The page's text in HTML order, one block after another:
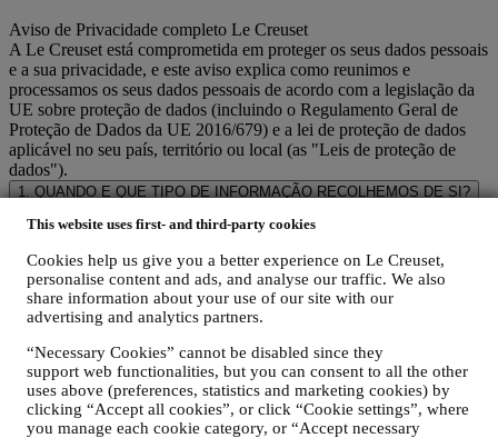
This website uses first- and third-party cookies
Cookies help us give you a better experience on Le Creuset,
personalise content and ads, and analyse our traffic. We also
share information about your use of our site with our
advertising and analytics partners.
“Necessary Cookies” cannot be disabled since they
support web functionalities, but you can consent to all the other
uses above (preferences, statistics and marketing cookies) by
clicking “Accept all cookies”, or click “Cookie settings”, where
you manage each cookie category, or “Accept necessary
Aviso de Privacidade completo Le Creuset
A Le Creuset está comprometida em proteger os seus dados pessoais
e a sua privacidade, e este aviso explica como reunimos e
processamos os seus dados pessoais de acordo com a legislação da
UE sobre proteção de dados (incluindo o Regulamento Geral de
Proteção de Dados da UE 2016/679) e a lei de proteção de dados
aplicável no seu país, território ou local (as "Leis de proteção de
dados").
1. QUANDO E QUE TIPO DE INFORMAÇÃO RECOLHEMOS DE SI?
e que nos permite identificá-lo, diretamente ou em combinação com
outras informações.
Crianças: este site não se destina a crianças e não reunimos
intencionalmente dados relacionados a crianças.
Podemos reunir os seus dados pessoais quando utiliza o nosso site (o
Creuset no site ou nas lojas Le Creuset (Boutiques Signature e
Outlets) ou assina as nossas comunicações de marketing. Os dados
pessoais podem dizer respeito a:
nome, sobrenome, endereço de e-mail, data de nascimento e